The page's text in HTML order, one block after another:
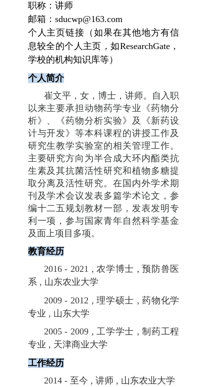
职称：讲师
邮箱： sducwp@163.com
个人主页链接（如果在其他地方有信
息较全的个人主页，如ResearchGate，
学校的机构知识库等）
个人简介
崔文平，女，博士，讲师。自入职
以来主要承担动物药学专业《药物分
析》、《药物分析实验》及《新药设
计与开发》等本科课程的讲授工作及
研究生教学实验室的相关管理工作。
主要研究方向为半合成大环内酯类抗
生素及其抗菌活性研究和植物多糖提
取分离及活性研究。在国内外学术期
刊及学术会议发表多篇学术论文，参
编十二五规划教材一部，发表发明专
利一项，参与国家青年自然科学基金
及面上项目多项。
教育经历
2016 - 2021 ,农学博士 ,预防兽医
系 , 山东农业大学
2009 - 2012 ,理学硕士 ,药物化学
专业 , 山东大学
2005 - 2009 ,工学学士 ,制药工程
专业 , 天津商业大学
工作经历
2014 - 至今 , 讲师 , 山东农业大学